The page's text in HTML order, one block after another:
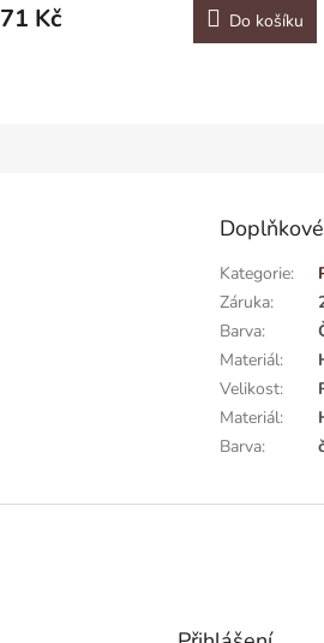
71 Kč Do košíku
Kategorie:
Záruka:
Barva:
Materiál:
Velikost:
Materiál:
Barva: